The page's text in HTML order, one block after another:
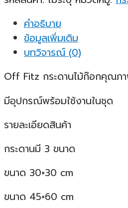
คำอธิบาย
ข้อมูลเพิ่มเติม
บทวิจารณ์ (0)
Off Fitz กระดานไม้ก๊อกคุณภ
มีอุปกรณ์พร้อมใช้งานในชุด
รายละเอียดสินค้า
กระดานมี 3 ขนาด
ขนาด 30×30 cm
ขนาด 45×60 cm